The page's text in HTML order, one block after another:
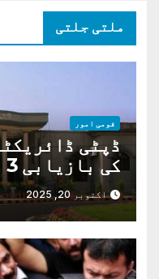
ملتی جلتی
قومی امور
ڈپٹی
کی بازیابی 3 روز کی مہلت
اکتوبر 20, 2025